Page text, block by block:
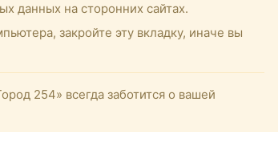
данных на сторонних сайтах.
закройте эту вкладку, иначе вы
254» всегда заботится о вашей